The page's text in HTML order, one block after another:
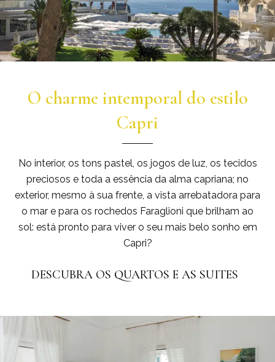
O charme intemporal do estilo
Capri
No interior, os tons pastel, os jogos de luz, os tecidos
preciosos e toda a essência da alma capriana; no
exterior, mesmo à sua frente, a vista arrebatadora para
o mar e para os rochedos Faraglioni que brilham ao
sol: está pronto para viver o seu mais belo sonho em
Capri?
DESCUBRA OS QUARTOS E AS SUITES